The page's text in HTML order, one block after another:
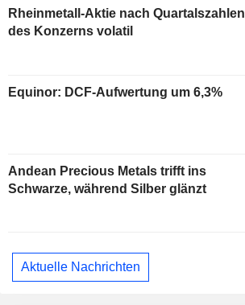
Rheinmetall-Aktie nach Quartalszahlen
des Konzerns volatil
Equinor: DCF-Aufwertung um 6,3%
Andean Precious Metals trifft ins
Schwarze, während Silber glänzt
Aktuelle Nachrichten